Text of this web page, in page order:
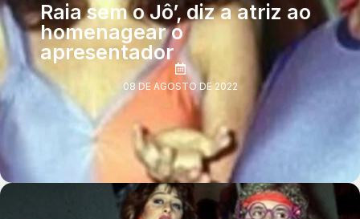
Raia sem o Jô’, diz a atriz ao
homenagear o
apresentador
08 DE AGOSTO DE 2022